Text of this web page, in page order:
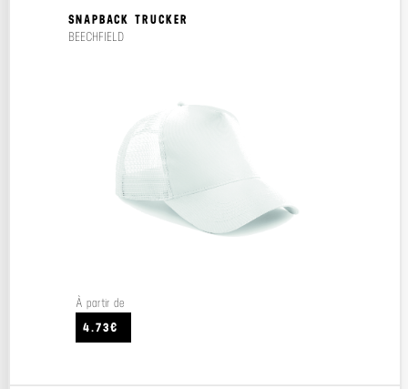
SNAPBACK TRUCKER
BEECHFIELD
À partir de
4.73€